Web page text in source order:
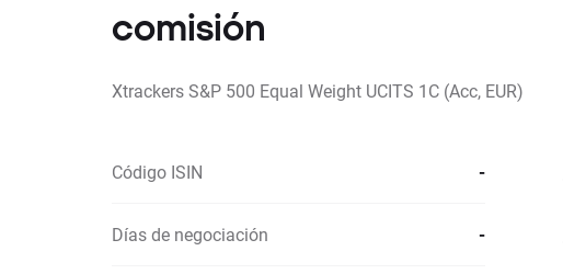
comisión
Xtrackers S&P 500 Equal Weight UCITS 1C (Acc, EUR)
Código ISIN -
Días de negociación -